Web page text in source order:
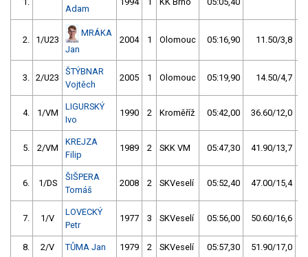
Adam
2. 1/U23
MRÁKA
Jan
2004 1 Olomouc 05:16,90 11.50/3,8
3. 2/U23
ŠTÝBNAR
Vojtěch
2005 1 Olomouc 05:19,90 14.50/4,7
4. 1/VM
LIGURSKÝ
Ivo
1990 2 Kroměříž 05:42,00 36.60/12,0
5. 2/VM
KREJZA
Filip
1989 2 SKK VM 05:47,30 41.90/13,7
6. 1/DS
ŠIŠPERA
Tomáš
2008 2 SKVeselí 05:52,40 47.00/15,4
7. 1/V
LOVECKÝ
Petr
1977 3 SKVeselí 05:56,00 50.60/16,6
8. 2/V TŮMA Jan 1979 2 SKVeselí 05:57,30 51.90/17,0